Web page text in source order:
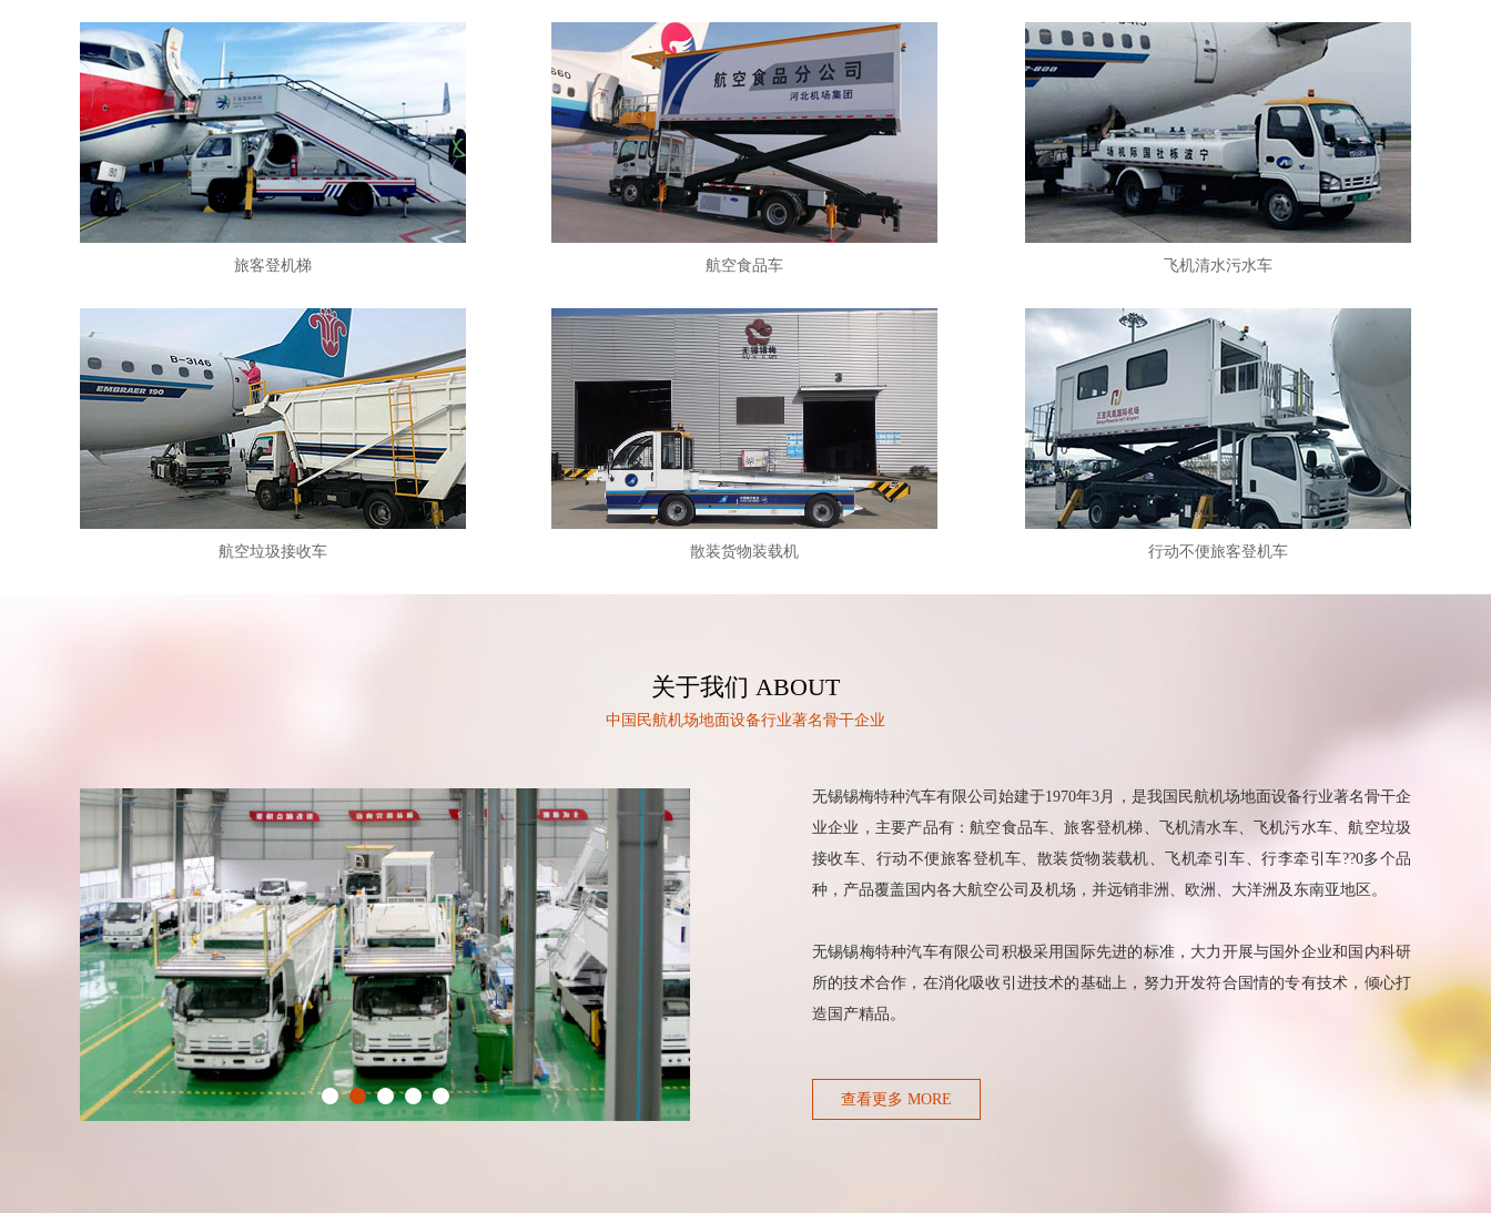
旅客登机梯 航空食品车 飞机清水污水车
航空垃圾接收车 散装货物装载机 行动不便旅客登机车
关于我们 ABOUT
中国民航机场地面设备行业著名骨干企业
无锡锡梅特种汽车有限公司始建于1970年3月，是我国民航机场地面设备行业著名骨干企
业企业，主要产品有：航空食品车、旅客登机梯、飞机清水车、飞机污水车、航空垃圾
接收车、行动不便旅客登机车、散装货物装载机、飞机牵引车、行李牵引车??0多个品
种，产品覆盖国内各大航空公司及机场，并远销非洲、欧洲、大洋洲及东南亚地区。
无锡锡梅特种汽车有限公司积极采用国际先进的标准，大力开展与国外企业和国内科研
所的技术合作，在消化吸收引进技术的基础上，努力开发符合国情的专有技术，倾心打
造国产精品。
查看更多 MORE